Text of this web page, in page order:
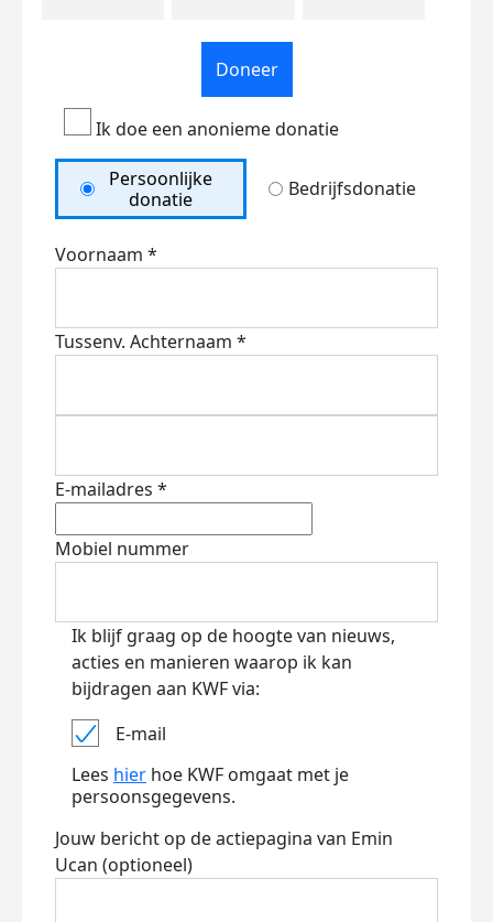
Doneer
Ik doe een anonieme donatie
Persoonlijke
donatie
Bedrijfsdonatie
Voornaam *
Tussenv. Achternaam *
E-mailadres *
Mobiel nummer
Ik blijf graag op de hoogte van nieuws,
acties en manieren waarop ik kan
bijdragen aan KWF via:
E-mail
Lees hier hoe KWF omgaat met je
persoonsgegevens.
Jouw bericht op de actiepagina van Emin
Ucan (optioneel)